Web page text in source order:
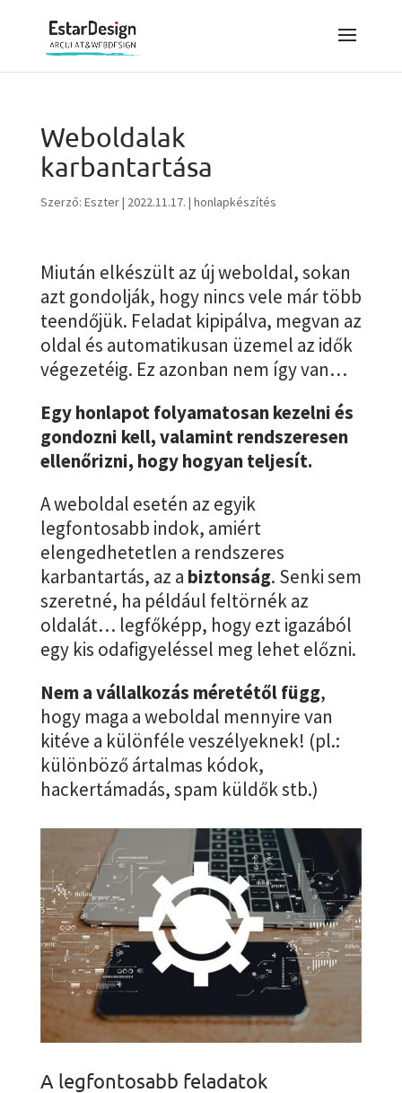
Weboldalak
karbantartása
Szerző: Eszter| 2022.11.17. | honlapkészítés
Miután elkészült az új weboldal, sokan
azt gondolják, hogy nincs vele már több
teendőjük. Feladat kipipálva, megvan az
oldal és automatikusan üzemel az idők
végezetéig. Ez azonban nem így van…
Egy honlapot folyamatosan kezelni és
gondozni kell, valamint rendszeresen
ellenőrizni, hogy hogyan teljesít.
A weboldal esetén az egyik
legfontosabb indok, amiért
elengedhetetlen a rendszeres
karbantartás, az a biztonság. Senki sem
szeretné, ha például feltörnék az
oldalát… legfőképp, hogy ezt igazából
egy kis odafigyeléssel meg lehet előzni.
Nem a vállalkozás méretétől függ,
hogy maga a weboldal mennyire van
kitéve a különféle veszélyeknek! (pl.:
különböző ártalmas kódok,
hackertámadás, spam küldők stb.)
A legfontosabb feladatok